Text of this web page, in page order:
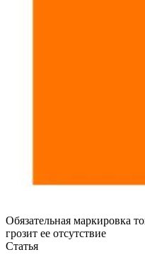
Обязательная маркировка
грозит ее отсутствие
Статья